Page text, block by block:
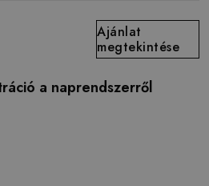
Ajánlat
megtekintése
a naprendszerről